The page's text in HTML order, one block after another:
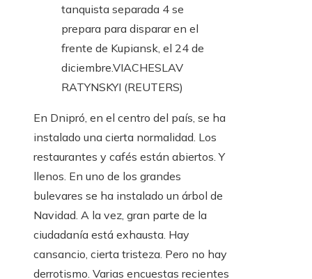
tanquista separada 4 se
prepara para disparar en el
frente de Kupiansk, el 24 de
diciembre.VIACHESLAV
RATYNSKYI (REUTERS)
En Dnipró, en el centro del país, se ha
instalado una cierta normalidad. Los
restaurantes y cafés están abiertos. Y
llenos. En uno de los grandes
bulevares se ha instalado un árbol de
Navidad. A la vez, gran parte de la
ciudadanía está exhausta. Hay
cansancio, cierta tristeza. Pero no hay
derrotismo. Varias encuestas recientes